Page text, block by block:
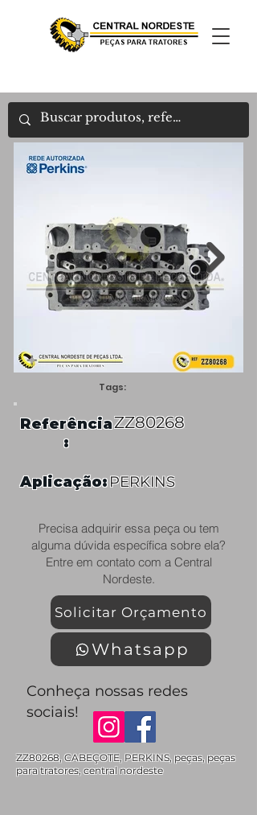
Tags:
Referência
:
ZZ80268
Aplicação:PERKINS
Precisa adquirir essa peça ou tem
alguma dúvida específica sobre ela?
Entre em contato com a Central
Nordeste.
Solicitar Orçamento
Whatsapp
Conheça nossas redes
sociais!
ZZ80268, CABEÇOTE, PERKINS, peças, peças
para tratores, central nordeste